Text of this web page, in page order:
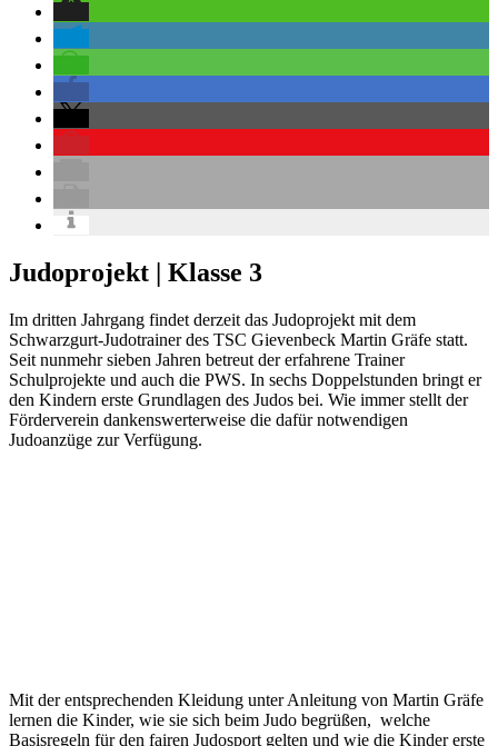
Judoprojekt | Klasse 3
Im dritten Jahrgang findet derzeit das Judoprojekt mit dem
Schwarzgurt-Judotrainer des TSC Gievenbeck Martin Gräfe statt.
Seit nunmehr sieben Jahren betreut der erfahrene Trainer
Schulprojekte und auch die PWS. In sechs Doppelstunden bringt er
den Kindern erste Grundlagen des Judos bei. Wie immer stellt der
Förderverein dankenswerterweise die dafür notwendigen
Judoanzüge zur Verfügung.
Mit der entsprechenden Kleidung unter Anleitung von Martin Gräfe
lernen die Kinder, wie sie sich beim Judo begrüßen, welche
Basisregeln für den fairen Judosport gelten und wie die Kinder erste